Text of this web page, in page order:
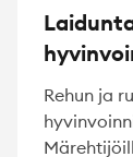
Rehun ja